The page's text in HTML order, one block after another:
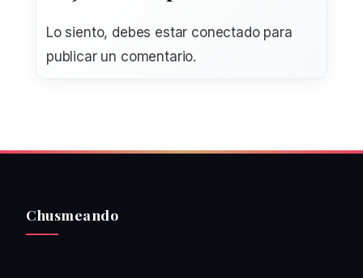
Lo siento, debes estar conectadopara
publicar un comentario.
Chusmeando